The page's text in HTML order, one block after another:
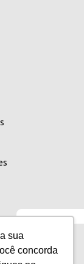
sua
concorda